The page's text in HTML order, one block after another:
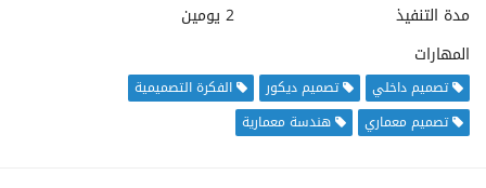
مدة التنفيذ
2 يومين
المهارات
تصميم داخلي تصميم ديكور
الفكرة التصميمية
تصميم معماري
هندسة معمارية